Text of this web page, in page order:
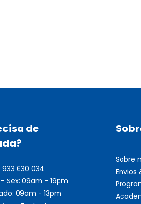
de
933 630 034
Sex: 09am - 19pm
09am - 13pm
Sobre
Envios